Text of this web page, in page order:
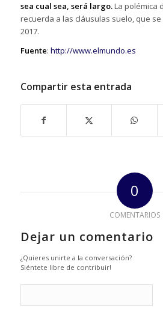
sea cual sea, será largo.La polémica
recuerda a las cláusulas suelo, que se
2017.
Fuente: http://www.elmundo.es
Compartir esta entrada
0
COMENTARIOS
Dejar un comentario
¿Quieres unirte a la conversación?
Siéntete libre de contribuir!